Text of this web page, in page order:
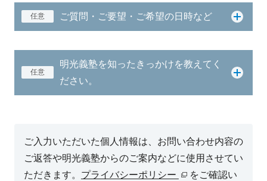
任意 ご質問・ご要望・ご希望の日時など
任意
明光義塾を知ったきっかけを教えてく
ださい。
ご入力いただいた個人情報は、お問い合わせ内容の
ご返答や明光義塾からのご案内などに使用させてい
ただきます。 プライバシーポリシー をご確認い